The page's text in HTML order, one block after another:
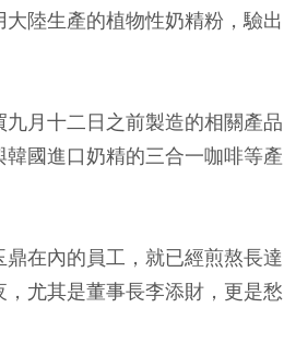
陸生產的植物性奶精粉，驗出
月十二日之前製造的相關產品
國進口奶精的三合一咖啡等產
在內的員工，就已經煎熬長達
尤其是董事長李添財，更是愁